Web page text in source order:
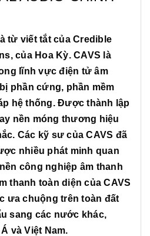
là từ viết tắt của Credible
của Hoa Kỳ. CAVS là
lĩnh vực điện tử âm
phần cứng, phần mềm
hệ thống. Được thành lập
nền móng thương hiệu
Các kỹ sư của CAVS đã
nhiều phát minh quan
công nghiệp âm thanh
thanh toàn diện của CAVS
ưa chuộng trên toàn đất
sang các nước khác,
và Việt Nam.